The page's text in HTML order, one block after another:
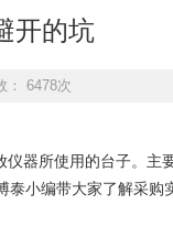
开的坑
6478次
器所使用的台子。主
泰小编带大家了解采购